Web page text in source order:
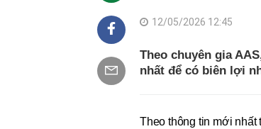
12/05/2026 12:45
Theo chuyên gia
nhất để có biên lợi
Theo thông tin mới